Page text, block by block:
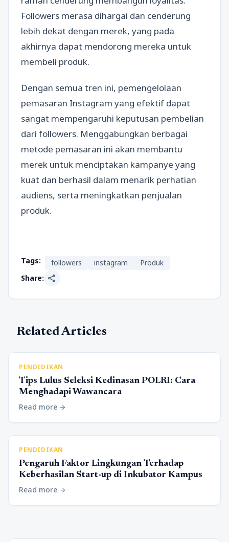
Followers merasa dihargai dan cenderung
lebih dekat dengan merek, yang pada
akhirnya dapat mendorong mereka untuk
membeli produk.
Dengan semua tren ini, pemengelolaan
pemasaran Instagram yang efektif dapat
sangat mempengaruhi keputusan pembelian
dari followers. Menggabungkan berbagai
metode pemasaran ini akan membantu
merek untuk menciptakan kampanye yang
kuat dan berhasil dalam menarik perhatian
audiens, serta meningkatkan penjualan
produk.
Tags: followers instagram
Produk
Share: share
Related Articles
PENDIDIKAN
Tips Lulus Seleksi Kedinasan POLRI: Cara
Menghadapi Wawancara
Read more arrow_forward
PENDIDIKAN
Pengaruh Faktor Lingkungan Terhadap
Keberhasilan Start-up di Inkubator Kampus
Read more arrow_forward